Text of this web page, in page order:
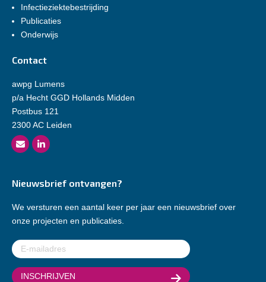
Infectieziektebestrijding
Publicaties
Onderwijs
Contact
awpg Lumens
p/a Hecht GGD Hollands Midden
Postbus 121
2300 AC Leiden
Nieuwsbrief ontvangen?
We versturen een aantal keer per jaar een nieuwsbrief over
onze projecten en publicaties.
E-
mailadres(Vereist)